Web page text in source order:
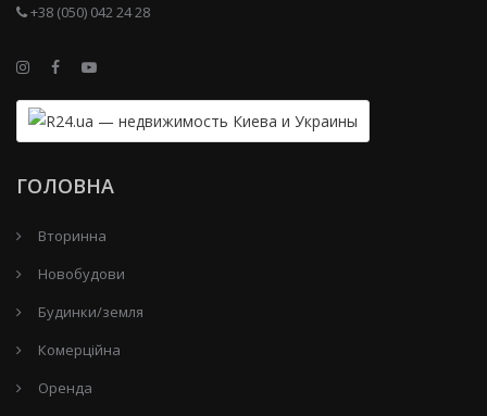
+38 (050) 042 24 28
ГОЛОВНА
Вторинна
Новобудови
Будинки/земля
Комерційна
Оренда